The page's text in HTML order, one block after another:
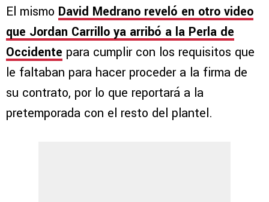
El mismo David Medrano reveló en otro video
que Jordan Carrillo ya arribó a la Perla de
Occidente para cumplir con los requisitos que
le faltaban para hacer proceder a la firma de
su contrato, por lo que reportará a la
pretemporada con el resto del plantel.